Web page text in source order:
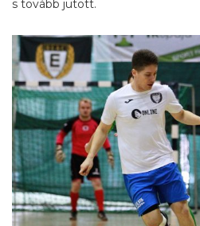
s tovább jutott.